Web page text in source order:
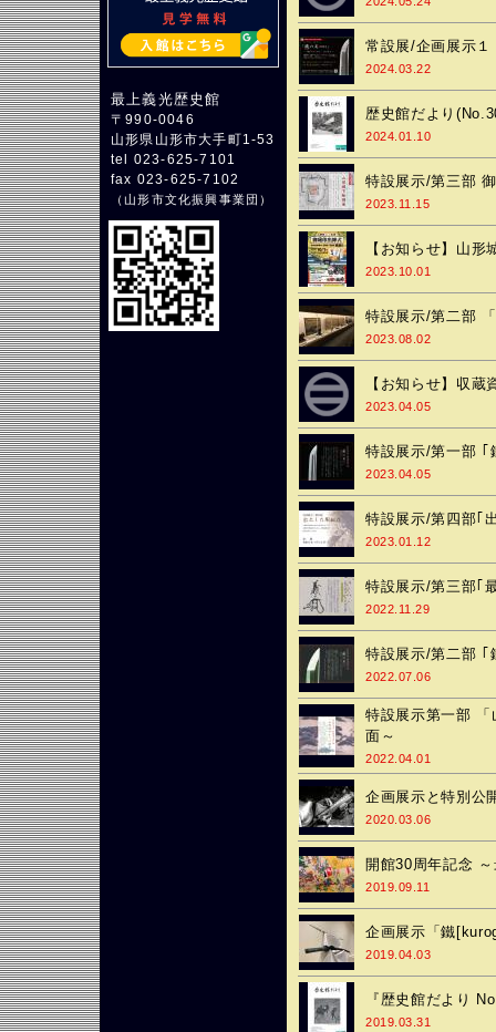
最上義光歴史館
〒990-0046
山形県山形市大手町1-53
tel 023-625-7101
fax 023-625-7102
（山形市文化振興事業団 ）
常設展/企画展示
2024.03.22
歴史館だより
2024.01.10
特設展示/第三部
2023.11.15
【お知らせ】山
2023.10.01
特設展示/第二部
2023.08.02
【お知らせ】収蔵
2023.04.05
特設展示/第一部 ｢
2023.04.05
特設展示/第四部｢
2023.01.12
特設展示/第三部｢
2022.11.29
特設展示/第二部 ｢
2022.07.06
特設展示第一部
面～
2022.04.01
企画展示と特別公
2020.03.06
開館30周年記念
2019.09.11
企画展示「鐵
2019.04.03
『歴史館だより
2019.03.31